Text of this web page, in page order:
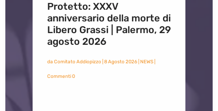
Protetto: XXXV
anniversario della morte di
Libero Grassi | Palermo, 29
agosto 2026
da Comitato Addiopizzo| 8 Agosto 2026| NEWS|
Commenti 0